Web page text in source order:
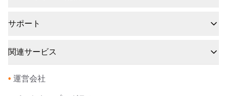
サポート
関連サービス
• 運営会社